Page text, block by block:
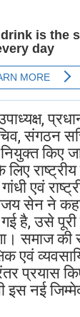
संगठन
नियुक्त
एवं
सेन ने
है, उसे पूरी
समाज की
एवं
प्रयास
नई